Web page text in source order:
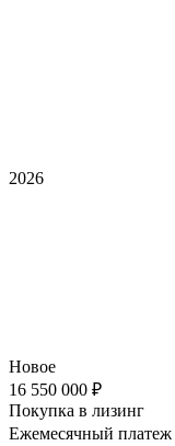
2026
Новое
16 550 000 ₽
Покупка в лизинг
Ежемесячный платеж